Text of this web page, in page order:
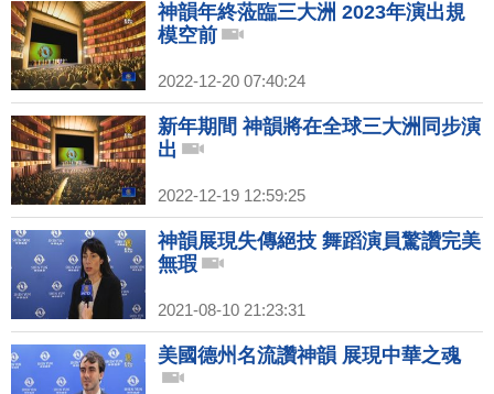
神韻年終蒞臨三大洲 2023年演出規
模空前
2022-12-20 07:40:24
新年期間 神韻將在全球三大洲同步演
出
2022-12-19 12:59:25
神韻展現失傳絕技 舞蹈演員驚讚完美
無瑕
2021-08-10 21:23:31
美國德州名流讚神韻 展現中華之魂